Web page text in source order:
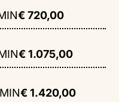
€ 720,00
€ 1.075,00
€ 1.420,00